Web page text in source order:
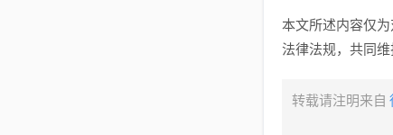
本文所述内容仅
法律法规，共同维
转载请注明来自